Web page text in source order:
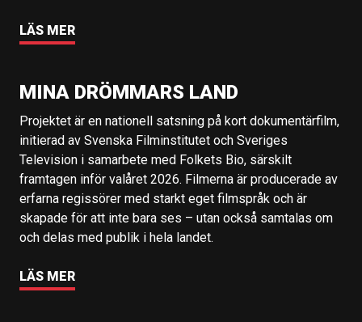
LÄS MER
MINA DRÖMMARS LAND
Projektet är en nationell satsning på kort dokumentärfilm,
initierad av Svenska Filminstitutet och Sveriges
Television i samarbete med Folkets Bio, särskilt
framtagen inför valåret 2026. Filmerna är producerade av
erfarna regissörer med starkt eget filmspråk och är
skapade för att inte bara ses – utan också samtalas om
och delas med publik i hela landet.
LÄS MER